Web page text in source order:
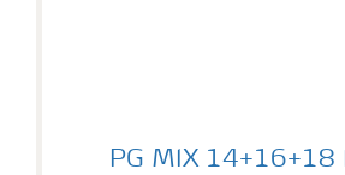
PG MIX 14+16+18 HOBBY
PG MIX 14+16+18